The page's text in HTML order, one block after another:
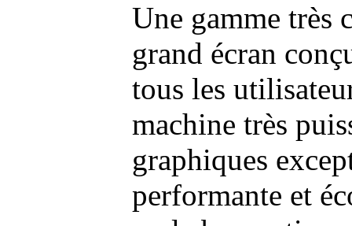
Une gamme très
grand écran
tous les
machine très
graphiques
performante et